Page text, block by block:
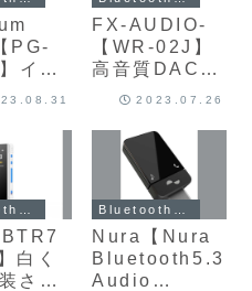
PG-
イヤ
ック
器を
スで
オ
トラ
ター/
ー
FX-AUDIO-
【WR-02J】
高音質DAC＆
LEDレベルメ
ナログ・デジ
タル3系統出
力を備えた高
音質・低遅延
のBluetooth
レシーバー
2023.07.26
白く
され
Nura【Nura
Bluetooth5.3
Audio